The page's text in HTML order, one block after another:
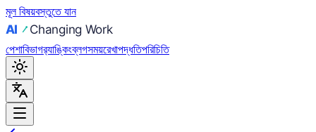
মূল বিষয়বস্তুতে যান
পেশাবিভাগর‍্যাঙ্কিংব্লগসময়রেখাপদ্ধতিপরিচিতি